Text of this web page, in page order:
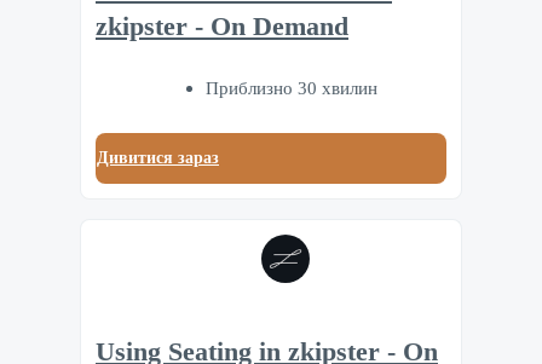
zkipster - On Demand
Приблизно 30 хвилин
Дивитися зараз
Using Seating in zkipster - On